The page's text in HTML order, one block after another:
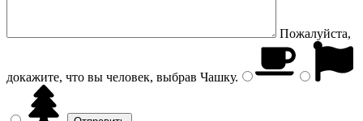
Пожалуйста,
докажите, что вы человек, выбрав Чашку.